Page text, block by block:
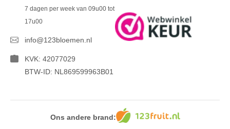
7 dagen per week van 09u00 tot
17u00
info@123bloemen.nl
KVK: 42077029
BTW-ID: NL869599963B01
Ons andere brand: